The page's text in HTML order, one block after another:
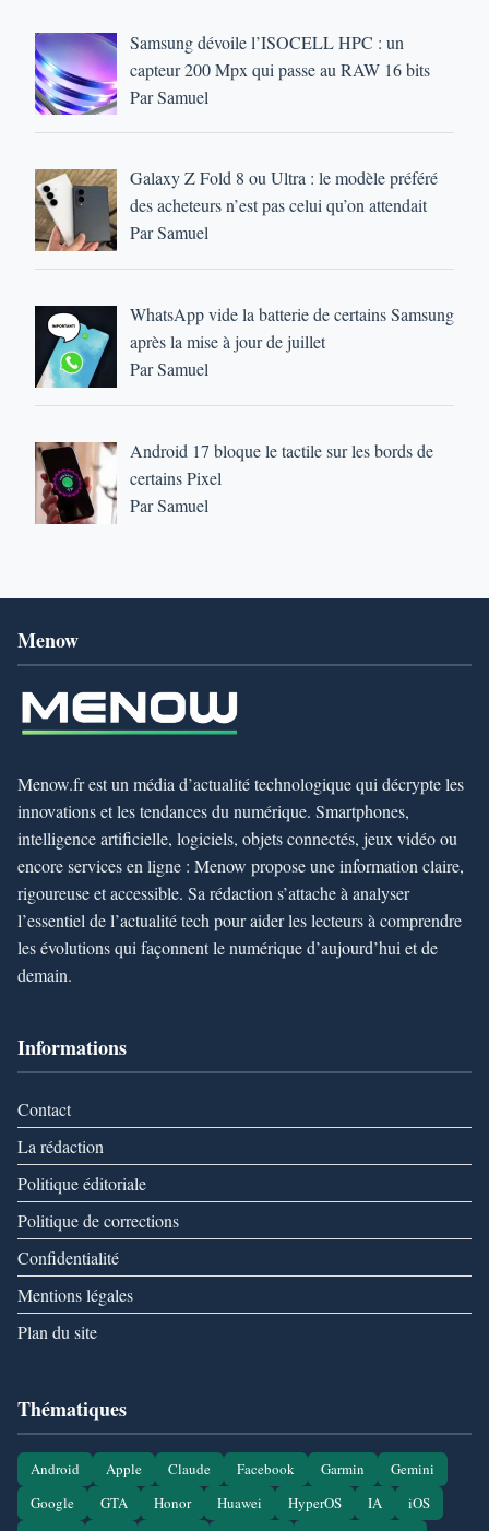
Samsung dévoile l’ISOCELL HPC : un
capteur 200 Mpx qui passe au RAW 16 bits
Par Samuel
Galaxy Z Fold 8 ou Ultra : le modèle préféré
des acheteurs n’est pas celui qu’on attendait
Par Samuel
WhatsApp vide la batterie de certains Samsung
après la mise à jour de juillet
Par Samuel
Android 17 bloque le tactile sur les bords de
certains Pixel
Par Samuel
Menow
Menow.fr est un média d’actualité technologique qui décrypte les
innovations et les tendances du numérique. Smartphones,
intelligence artificielle, logiciels, objets connectés, jeux vidéo ou
encore services en ligne : Menow propose une information claire,
rigoureuse et accessible. Sa rédaction s’attache à analyser
l’essentiel de l’actualité tech pour aider les lecteurs à comprendre
les évolutions qui façonnent le numérique d’aujourd’hui et de
demain.
Informations
Contact
La rédaction
Politique éditoriale
Politique de corrections
Confidentialité
Mentions légales
Plan du site
Thématiques
Android Apple Claude Facebook Garmin
Gemini
Google
GTA Honor Huawei HyperOS IA
iOS